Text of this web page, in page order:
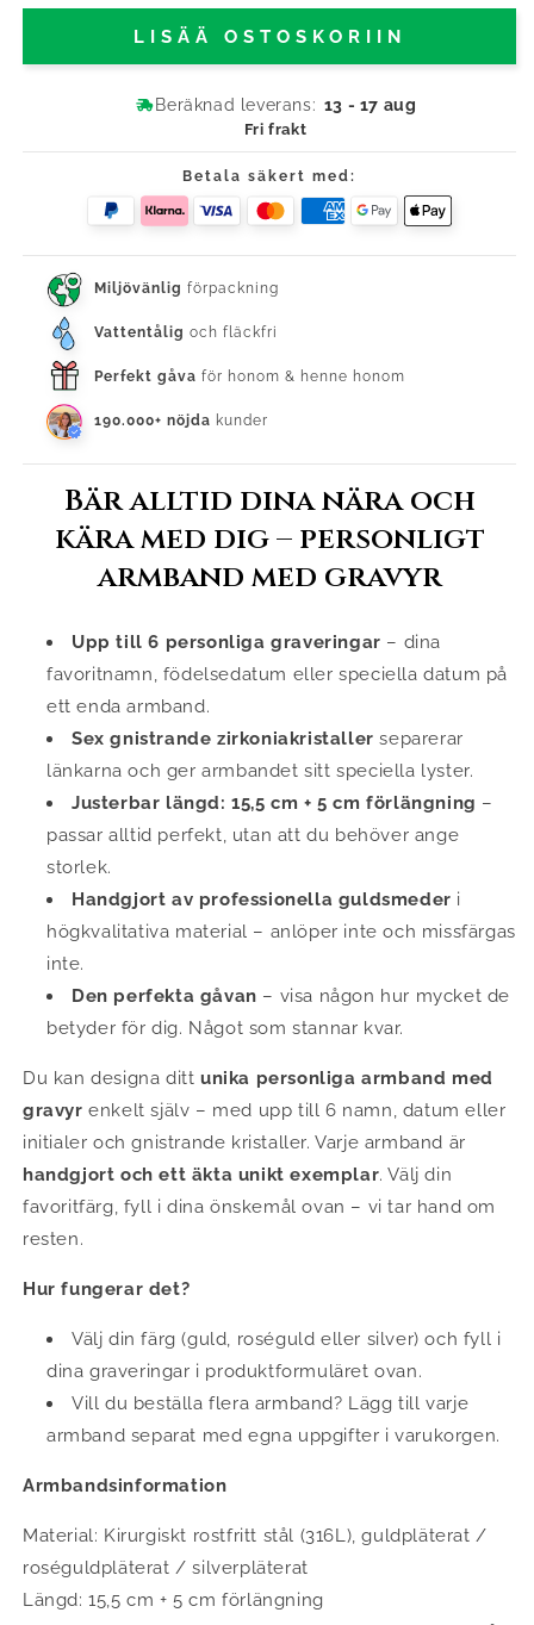
LISÄÄ OSTOSKORIIN
Beräknad leverans: 13 - 17 aug
Fri frakt
Betala säkert med:
Miljövänlig förpackning
Vattentålig och fläckfri
Perfekt gåva för honom & henne honom
190.000+ nöjda kunder
Bär alltid dina nära och
kära med dig – personligt
armband med gravyr
Upp till 6 personliga graveringar – dina
favoritnamn, födelsedatum eller speciella datum på
ett enda armband.
Sex gnistrande zirkoniakristaller separerar
länkarna och ger armbandet sitt speciella lyster.
Justerbar längd: 15,5 cm + 5 cm förlängning –
passar alltid perfekt, utan att du behöver ange
storlek.
Handgjort av professionella guldsmeder i
högkvalitativa material – anlöper inte och missfärgas
inte.
Den perfekta gåvan – visa någon hur mycket de
betyder för dig. Något som stannar kvar.
Du kan designa ditt unika personliga armband med
gravyr enkelt själv – med upp till 6 namn, datum eller
initialer och gnistrande kristaller. Varje armband är
handgjort och ett äkta unikt exemplar. Välj din
favoritfärg, fyll i dina önskemål ovan – vi tar hand om
resten.
Hur fungerar det?
Välj din färg (guld, roséguld eller silver) och fyll i
dina graveringar i produktformuläret ovan.
Vill du beställa flera armband? Lägg till varje
armband separat med egna uppgifter i varukorgen.
Armbandsinformation
Material: Kirurgiskt rostfritt stål (316L), guldpläterat /
roséguldpläterat / silverpläterat
Längd: 15,5 cm + 5 cm förlängning